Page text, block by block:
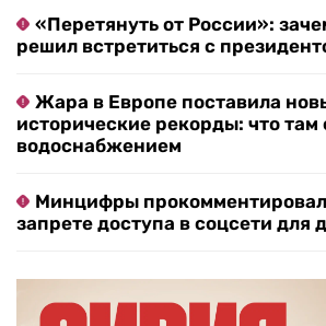
«Перетянуть от России»:
решил встретиться с
Жара в Европе поставила
исторические рекорды: что там
водоснабжением
Минцифры
запрете доступа в соцсети для